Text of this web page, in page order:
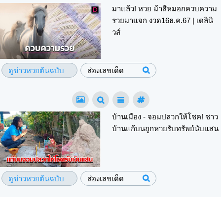
มาแล้ว! หวย ม้าสีหมอกควบความ
รวยมาแจก งวด16ธ.ค.67 | เดลินิ
วส์
ดูข่าวหวยต้นฉบับ ส่องเลขเด็ด
บ้านเมือง - จอมปลวกให้โชค! ชาว
บ้านแก้บนถูกหวยรับทรัพย์นับแสน
ดูข่าวหวยต้นฉบับ ส่องเลขเด็ด